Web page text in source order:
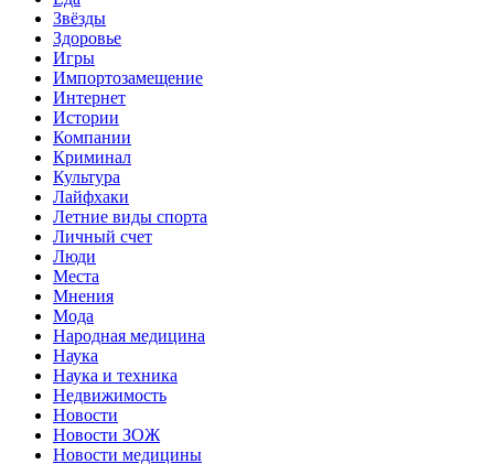
Звёзды
Здоровье
Игры
Импортозамещение
Интернет
Истории
Компании
Криминал
Культура
Лайфхаки
Летние виды спорта
Личный счет
Люди
Места
Мнения
Мода
Народная медицина
Наука
Наука и техника
Недвижимость
Новости
Новости ЗОЖ
Новости медицины